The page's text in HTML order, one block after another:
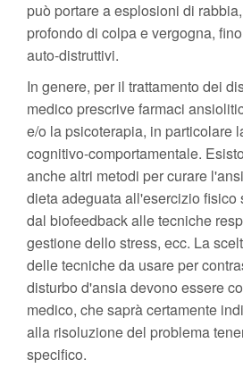
può portare a esplosioni di
profondo di colpa e vergogna,
auto-distruttivi.
In genere, per il trattamento dei
medico prescrive farmaci
e/o la psicoterapia, in particolare
cognitivo-comportamentale.
anche altri metodi per curare
dieta adeguata all'esercizio fisico
dal biofeedback alle tecniche
gestione dello stress, ecc. La
delle tecniche da usare per
disturbo d'ansia devono essere
medico, che saprà certamente
alla risoluzione del problema
specifico.